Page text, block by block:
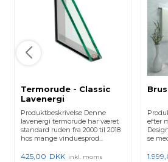
Termorude - Classic
Lavenergi
Produktbeskrivelse Denne
lavenergi termorude har været
standard ruden fra 2000 til 2018
hos mange vinduesprod...
425,00 DKK inkl. moms
efter
se